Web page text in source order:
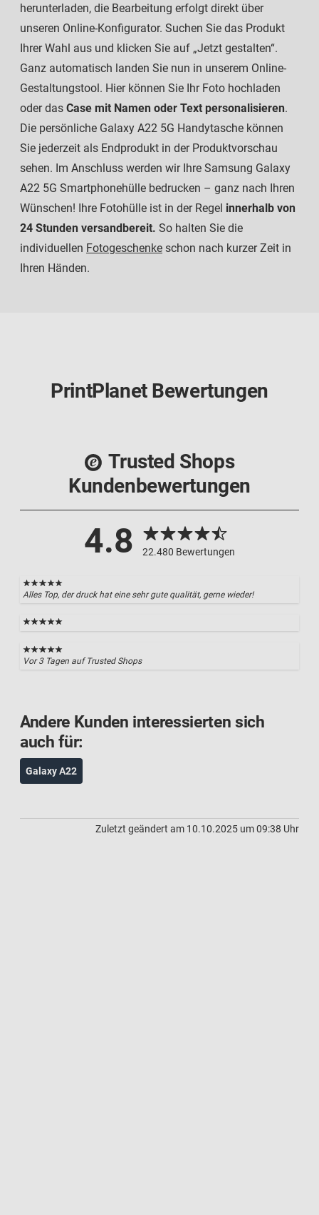
herunterladen, die Bearbeitung erfolgt direkt über
unseren Online-Konfigurator. Suchen Sie das Produkt
Ihrer Wahl aus und klicken Sie auf „Jetzt gestalten“.
Ganz automatisch landen Sie nun in unserem Online-
Gestaltungstool. Hier können Sie Ihr Foto hochladen
oder das Case mit Namen oder Text personalisieren.
Die persönliche Galaxy A22 5G Handytasche können
Sie jederzeit als Endprodukt in der Produktvorschau
sehen. Im Anschluss werden wir Ihre Samsung Galaxy
A22 5G Smartphonehülle bedrucken – ganz nach Ihren
Wünschen! Ihre Fotohülle ist in der Regel innerhalb von
24 Stunden versandbereit. So halten Sie die
individuellen Fotogeschenke schon nach kurzer Zeit in
Ihren Händen.
PrintPlanet Bewertungen
Trusted Shops
Kundenbewertungen
4.8 22.480 Bewertungen
Alles Top, der druck hat eine sehr gute qualität, gerne wieder!
Vor 3 Tagen auf Trusted Shops
Andere Kunden interessierten sich
auch für:
Galaxy A22
Zuletzt geändert am 10.10.2025 um 09:38 Uhr